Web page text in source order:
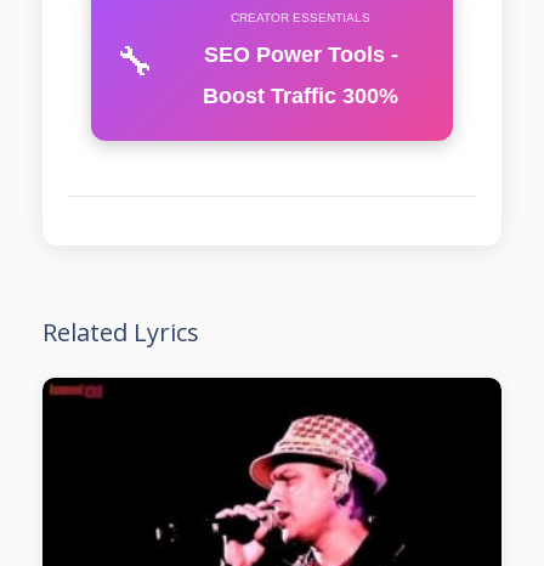
🔧
CREATOR ESSENTIALS
SEO Power Tools -
Boost Traffic 300%
Related Lyrics